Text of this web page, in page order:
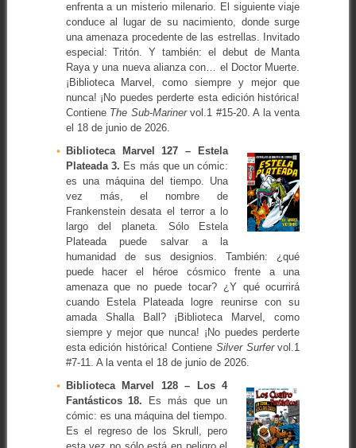
enfrenta a un misterio milenario. El siguiente viaje
conduce al lugar de su nacimiento, donde surge
una amenaza procedente de las estrellas. Invitado
especial: Tritón. Y también: el debut de Manta
Raya y una nueva alianza con… el Doctor Muerte.
¡Biblioteca Marvel, como siempre y mejor que
nunca! ¡No puedes perderte esta edición histórica!
Contiene The Sub-Marinervol.1 #15-20. A la venta
el 18 de junio de 2026.
Biblioteca Marvel 127 – Estela
Plateada 3. Es más que un cómic:
es una máquina del tiempo. Una
vez más, el nombre de
Frankenstein desata el terror a lo
largo del planeta. Sólo Estela
Plateada puede salvar a la
humanidad de sus designios. También: ¿qué
puede hacer el héroe cósmico frente a una
amenaza que no puede tocar? ¿Y qué ocurrirá
cuando Estela Plateada logre reunirse con su
amada Shalla Ball? ¡Biblioteca Marvel, como
siempre y mejor que nunca! ¡No puedes perderte
esta edición histórica! Contiene Silver Surfervol.1
#7-11. A la venta el 18 de junio de 2026.
Biblioteca Marvel 128 – Los 4
Fantásticos 18. Es más que un
cómic: es una máquina del tiempo.
Es el regreso de los Skrull, pero